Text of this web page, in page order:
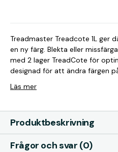
Treadmaster Treadcote 1L ger
en ny färg. Blekta eller
med 2 lager TreadCote för
designad för att ändra färgen
fläckigt. Denna färg är lätt att
per liter är cirka 6m2 i ett
lager. Finns i färgerna: brun, grå,
Läs mer
Produktbeskrivning
Frågor och svar (0)